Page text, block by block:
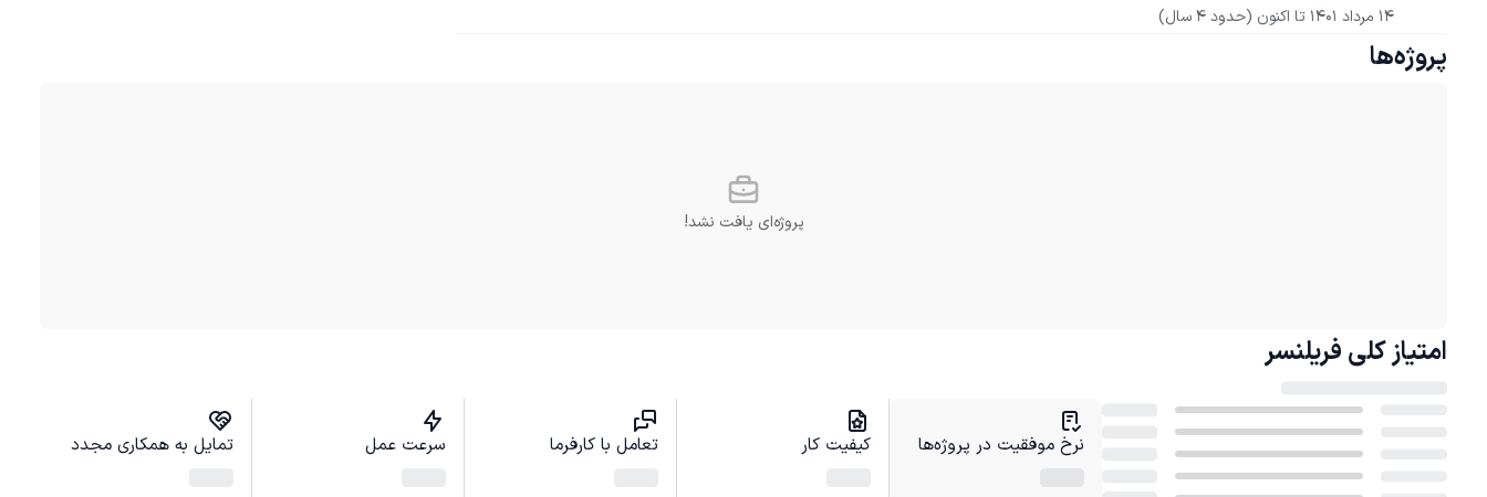
14 مرداد 1401
تا اکنون (حدود 4 سال)
پروژه‌ها
پروژه‌ای یافت نشد!
امتیاز کلی فریلنسر
نرخ موفقیت در پروژه‌ها کیفیت کار تعامل با کارفرما سرعت عمل تمایل به همکاری مجدد